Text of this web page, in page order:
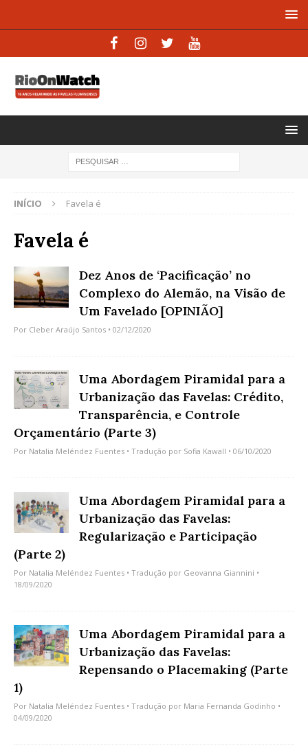
INÍCIO Favela é
Favela é
Dez Anos de ‘Pacificação’ no
Complexo do Alemão, na Visão de
Um Favelado [OPINIÃO]
Por Cleber Araújo Santos • 02/12/2020
Uma Abordagem Piramidal para a
Urbanização das Favelas: Crédito,
Transparência, e Controle
Orçamentário (Parte 3)
Por Natalia Meléndez Fuentes • Tradução por Sofia Kawall • 06/10/2020
Uma Abordagem Piramidal para a
Urbanização das Favelas:
Regularização e Participação
(Parte 2)
Por Natalia Meléndez Fuentes • Tradução por Geovanna Giannini •
18/09/2020
Uma Abordagem Piramidal para a
Urbanização das Favelas:
Repensando o Placemaking (Parte
1)
Por Natalia Meléndez Fuentes • Tradução por Maria Fernanda Godinho •
04/09/2020